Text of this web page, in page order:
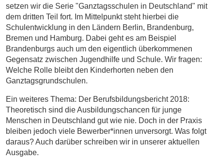
setzen wir die Serie "Ganztagsschulen in Deutschland" mit
dem dritten Teil fort. Im Mittelpunkt steht hierbei die
Schulentwicklung in den Ländern Berlin, Brandenburg,
Bremen und Hamburg. Dabei geht es am Beispiel
Brandenburgs auch um den eigentlich überkommenen
Gegensatz zwischen Jugendhilfe und Schule. Wir fragen:
Welche Rolle bleibt den Kinderhorten neben den
Ganztagsgrundschulen.
Ein weiteres Thema: Der Berufsbildungsbericht 2018:
Theoretisch sind die Ausbildungschancen für junge
Menschen in Deutschland gut wie nie. Doch in der Praxis
bleiben jedoch viele Bewerber*innen unversorgt. Was folgt
daraus? Auch darüber schreiben wir in unserer aktuellen
Ausgabe.